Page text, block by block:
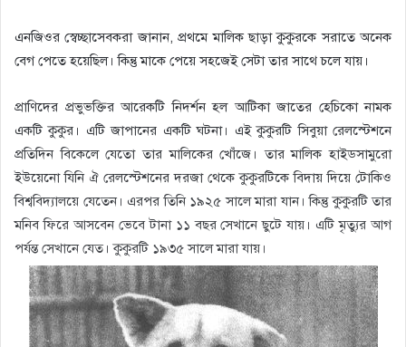
এনজিওর স্বেচ্ছাসেবকরা জানান, প্রথমে মালিক ছাড়া কুকুরকে সরাতে অনেক
বেগ পেতে হয়েছিল। কিন্তু মাকে পেয়ে সহজেই সেটা তার সাথে চলে যায়।
প্রাণিদের প্রভুভক্তির আরেকটি নিদর্শন হল আটিকা জাতের হেচিকো নামক
একটি কুকুর। এটি জাপানের একটি ঘটনা। এই কুকুরটি সিবুয়া রেলস্টেশনে
প্রতিদিন বিকেলে যেতো তার মালিকের খোঁজে। তার মালিক হাইডসামুরো
ইউয়েনো যিনি ঐ রেলস্টেশনের দরজা থেকে কুকুরটিকে বিদায় দিয়ে টোকিও
বিশ্ববিদ্যালয়ে যেতেন। এরপর তিনি ১৯২৫ সালে মারা যান। কিন্তু কুকুরটি তার
মনিব ফিরে আসবেন ভেবে টানা ১১ বছর সেখানে ছুটে যায়। এটি মৃত্যুর আগ
পর্যন্ত সেখানে যেত। কুকুরটি ১৯৩৫ সালে মারা যায়।